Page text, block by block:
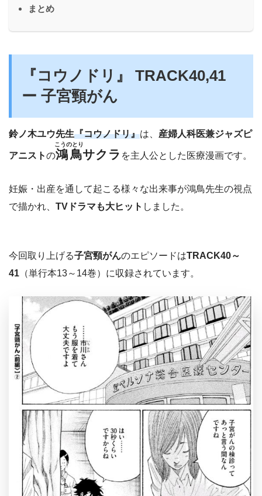
まとめ
『コウノドリ』 TRACK40,41
ー 子宮頸がん
鈴ノ木ユウ先生『コウノドリ』は、 産婦人科医兼ジャズピ
アニストの鴻鳥
こうのとり
サクラ を主人公とした医療漫画です。
妊娠・出産を通して起こる様々な出来事が鴻鳥先生の視点
で描かれ、 TVドラマも大ヒット しました。
今回取り上げる子宮頸がんのエピソードはTRACK40～
41 （単行本13～14巻）に収録されています。